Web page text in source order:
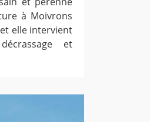
à Moivrons
elle intervient
et